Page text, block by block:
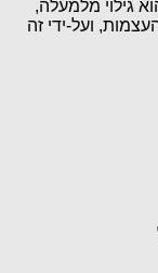
גילוי מלמעלה,
ועל-ידי זה